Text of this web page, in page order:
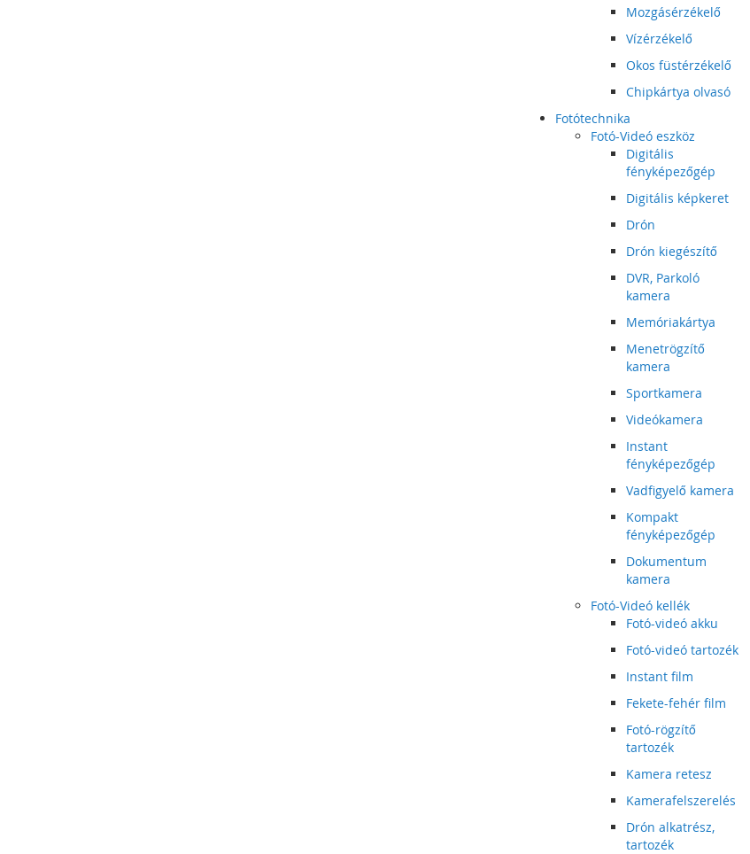
Mozgásérzékelő
Vízérzékelő
Okos füstérzékelő
Chipkártya olvasó
Fotótechnika
Fotó-Videó eszköz
Digitális
fényképezőgép
Digitális képkeret
Drón
Drón kiegészítő
DVR, Parkoló
kamera
Memóriakártya
Menetrögzítő
kamera
Sportkamera
Videókamera
Instant
fényképezőgép
Vadfigyelő kamera
Kompakt
fényképezőgép
Dokumentum
kamera
Fotó-Videó kellék
Fotó-videó akku
Fotó-videó tartozék
Instant film
Fekete-fehér film
Fotó-rögzítő
tartozék
Kamera retesz
Kamerafelszerelés
Drón alkatrész,
tartozék